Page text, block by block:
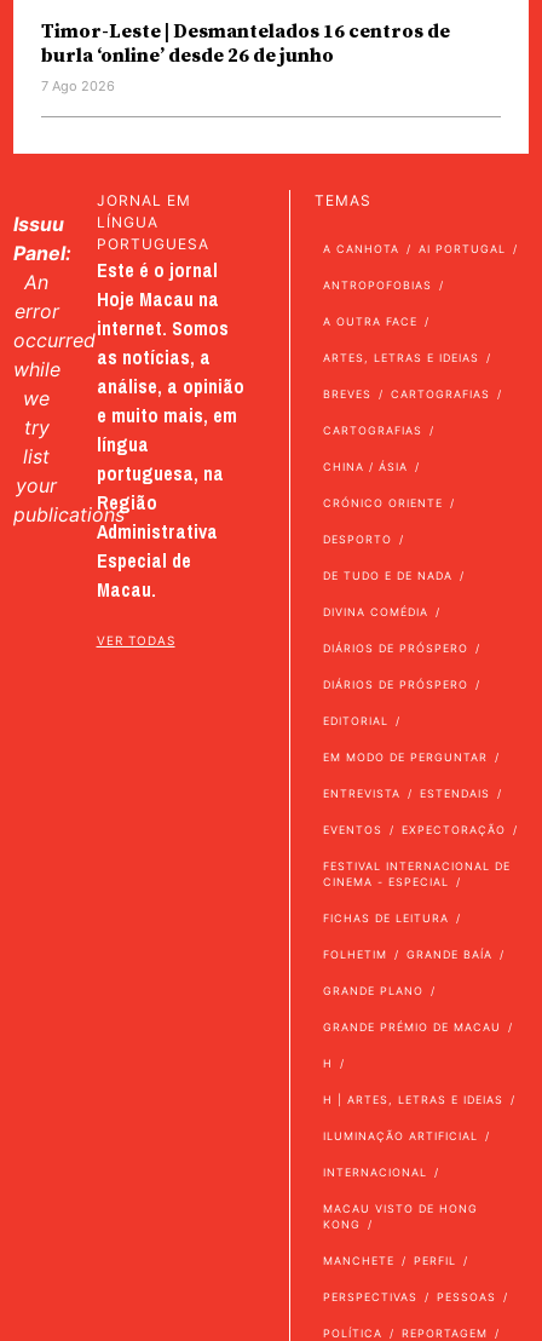
Timor-Leste | Desmantelados 16 centros de
burla ‘online’ desde 26 de junho
7 Ago 2026
Issuu
Panel:
An
error
occurred
while
we
try
list
your
publications
JORNAL EM
LÍNGUA
PORTUGUESA
Este é o jornal
Hoje Macau na
internet. Somos
as notícias, a
análise, a opinião
e muito mais, em
língua
portuguesa, na
Região
Administrativa
Especial de
Macau.
VER TODAS
TEMAS
A CANHOTA AI PORTUGAL
ANTROPOFOBIAS
A OUTRA FACE
ARTES, LETRAS E IDEIAS
BREVES CARTOGRAFIAS
CARTOGRAFIAS
CHINA / ÁSIA
CRÓNICO ORIENTE
DESPORTO
DE TUDO E DE NADA
DIVINA COMÉDIA
DIÁRIOS DE PRÓSPERO
DIÁRIOS DE PRÓSPERO
EDITORIAL
EM MODO DE PERGUNTAR
ENTREVISTA ESTENDAIS
EVENTOS EXPECTORAÇÃO
FESTIVAL INTERNACIONAL DE
CINEMA - ESPECIAL
FICHAS DE LEITURA
FOLHETIM GRANDE BAÍA
GRANDE PLANO
GRANDE PRÉMIO DE MACAU
H
H | ARTES, LETRAS E IDEIAS
ILUMINAÇÃO ARTIFICIAL
INTERNACIONAL
MACAU VISTO DE HONG
KONG
MANCHETE PERFIL
PERSPECTIVAS PESSOAS
POLÍTICA REPORTAGEM